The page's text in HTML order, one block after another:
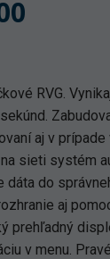
RVG.
aj v
sieti systém
do
aj
prehľadný
v menu.